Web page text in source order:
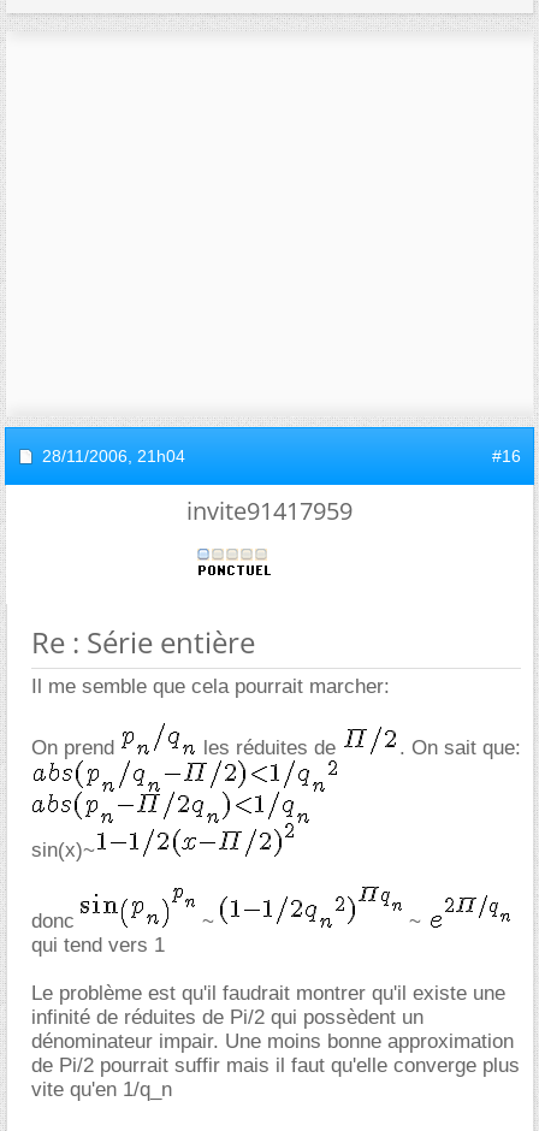
28/11/2006, 21h04 #16
invite91417959
Re : Série entière
Il me semble que cela pourrait marcher:
On prend les réduites de . On sait que:
sin(x)~
donc ~
~
qui tend vers 1
Le problème est qu'il faudrait montrer qu'il existe une
infinité de réduites de Pi/2 qui possèdent un
dénominateur impair. Une moins bonne approximation
de Pi/2 pourrait suffir mais il faut qu'elle converge plus
vite qu'en 1/q_n